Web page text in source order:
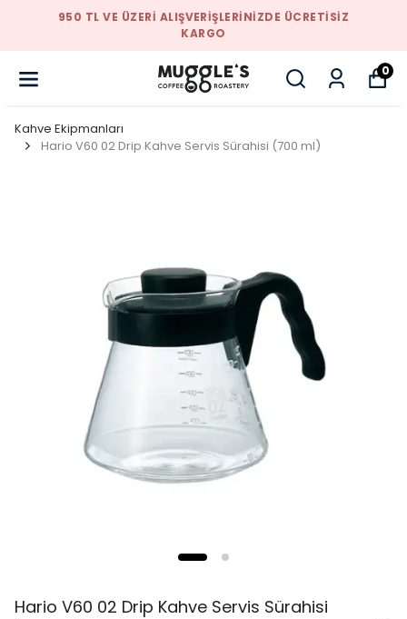
950 TL VE ÜZERI ALIŞVERIŞLERINIZDE
0
Kahve Ekipmanları
Hario V60 02 Drip Kahve Servis Sürahisi (700 ml)
Hario V60 02 Drip Kahve Servis Sürahisi